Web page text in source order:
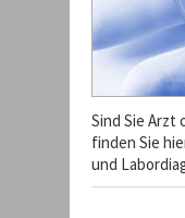
Sind Sie Arzt
finden Sie
und